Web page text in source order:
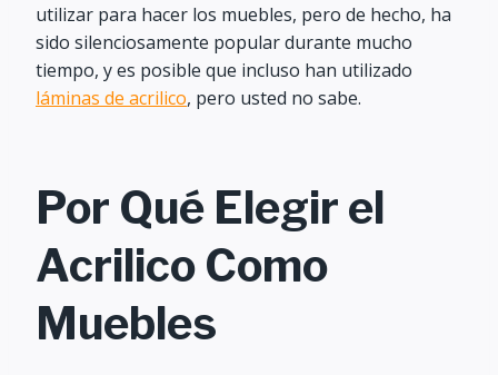
utilizar para hacer los muebles, pero de hecho, ha
sido silenciosamente popular durante mucho
tiempo, y es posible que incluso han utilizado
láminas de acrilico, pero usted no sabe.
Por Qué Elegir el
Acrilico Como
Muebles